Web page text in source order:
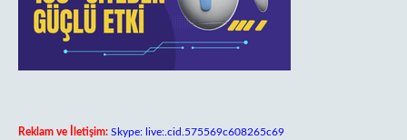
Reklam ve İletişim: Skype: live:.cid.575569c608265c69